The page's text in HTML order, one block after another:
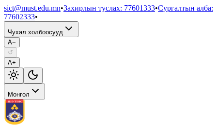
sict@must.edu.mn•Захирлын туслах: 77601333•Сургалтын алба:
77602333•
Чухал холбоосууд
A−
↺
A+
Монгол